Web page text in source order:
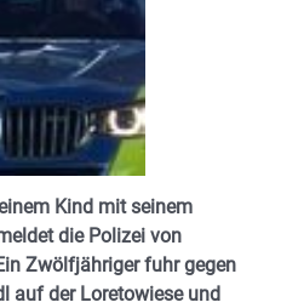
Kind mit seinem
die Polizei von
Zwölfjähriger fuhr gegen
auf der Loretowiese und